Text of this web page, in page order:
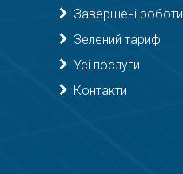
Завершені роботи
Зелений тариф
Усі послуги
Контакти